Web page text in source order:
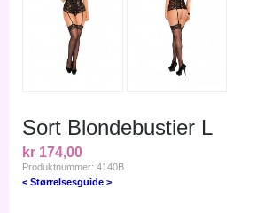
Sort Blondebustier L
kr 174,00
Produktnummer: 4140B
< Størrelsesguide >